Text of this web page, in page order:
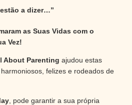
a dizer…”
as Suas Vidas com o
Vez!
About Parenting ajudou estas
felizes e rodeados de
, pode garantir a sua própria